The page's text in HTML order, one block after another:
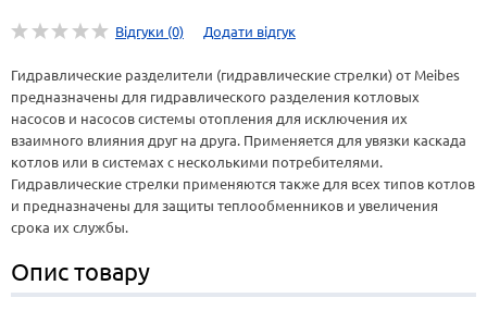
Відгуки (0) Додати відгук
Гидравлические разделители (гидравлические стрелки) от Meibes
предназначены для гидравлического разделения котловых
насосов и насосов системы отопления для исключения их
взаимного влияния друг на друга. Применяется для увязки каскада
котлов или в системах с несколькими потребителями.
Гидравлические стрелки применяются также для всех типов котлов
и предназначены для защиты теплообменников и увеличения
срока их службы.
Опис товару